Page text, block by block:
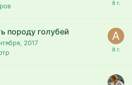
породу голубей
2017